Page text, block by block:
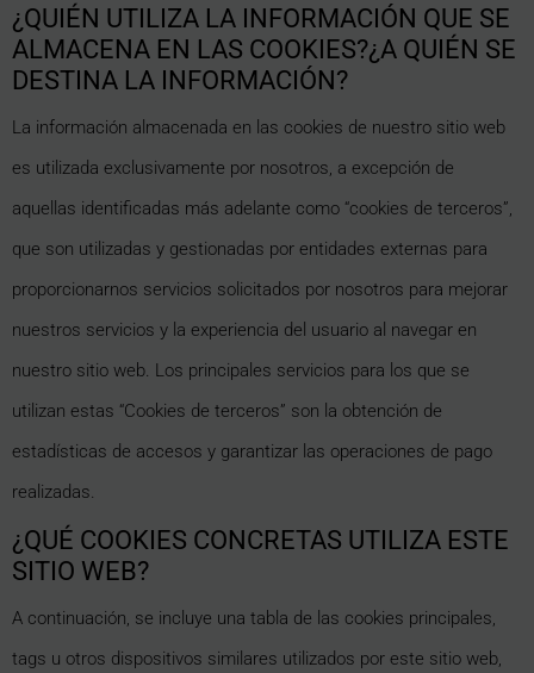
¿QUIÉN UTILIZA LA INFORMACIÓN QUE SE
ALMACENA EN LAS COOKIES?¿A QUIÉN SE
DESTINA LA INFORMACIÓN?
La información almacenada en las cookies de nuestro sitio web
es utilizada exclusivamente por nosotros, a excepción de
aquellas identificadas más adelante como “cookies de terceros”,
que son utilizadas y gestionadas por entidades externas para
proporcionarnos servicios solicitados por nosotros para mejorar
nuestros servicios y la experiencia del usuario al navegar en
nuestro sitio web. Los principales servicios para los que se
utilizan estas “Cookies de terceros” son la obtención de
estadísticas de accesos y garantizar las operaciones de pago
realizadas.
¿QUÉ COOKIES CONCRETAS UTILIZA ESTE
SITIO WEB?
A continuación, se incluye una tabla de las cookies principales,
tags u otros dispositivos similares utilizados por este sitio web,